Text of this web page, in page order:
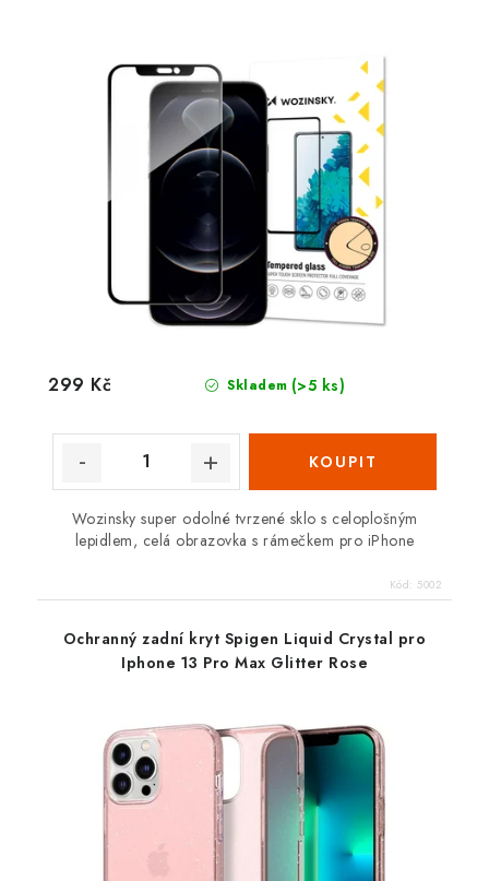
Skladem (>5 ks)
299 Kč
Wozinsky super odolné tvrzené sklo s celoplošným
lepidlem, celá obrazovka s rámečkem pro iPhone
Kód: 5002
Ochranný zadní kryt Spigen Liquid Crystal pro
Iphone 13 Pro Max Glitter Rose